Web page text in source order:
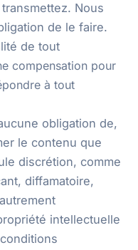
Nous
de le faire.
de tout
compensation pour
à tout
obligation de,
le contenu que
discrétion, comme
diffamatoire,
intellectuelle